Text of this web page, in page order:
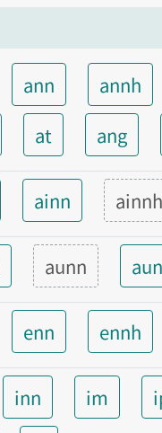
ann annh
at ang
ainn ainnh
aunn
enn ennh
inn im